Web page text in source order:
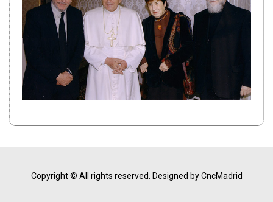
Copyright © All rights reserved. Designed by CncMadrid